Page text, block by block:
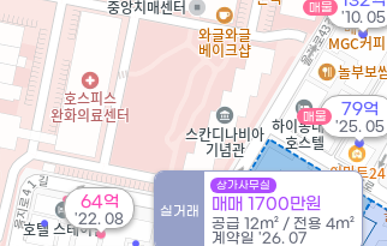
실거래
상가사무실
매매 1700만원
공급 12m² / 전용 4m²
계약일 '26. 07
'10. 05
매물
79억
'25. 05
매물
64억
'22. 08